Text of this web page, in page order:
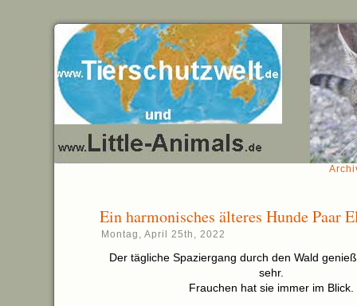
Ein harmonisches älteres Hunde Paar
Montag, April 25th, 2022
Der tägliche Spaziergang durch den Wald
sehr.
Frauchen hat sie immer im Blick.